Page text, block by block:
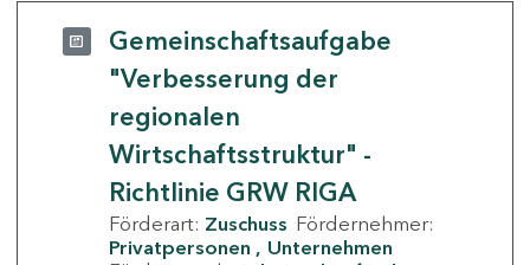
Gemeinschaftsaufgabe
"Verbesserung der
regionalen
Wirtschaftsstruktur" -
Richtlinie GRW RIGA
Förderart: Zuschuss Fördernehmer:
Privatpersonen
Unternehmen